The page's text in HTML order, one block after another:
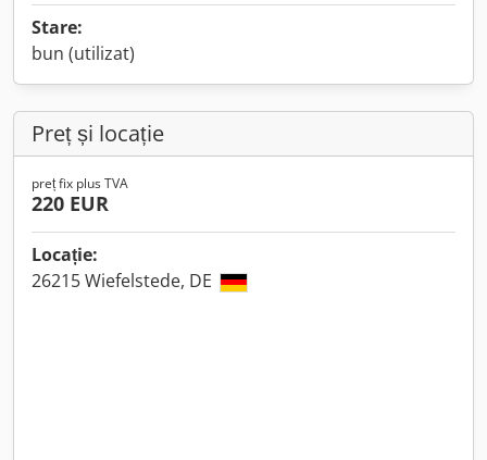
Stare:
bun (utilizat)
Preț și locație
preț fix plus TVA
220 EUR
Locație:
26215 Wiefelstede, DE